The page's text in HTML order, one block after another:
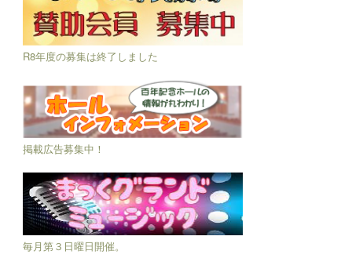
R8年度の募集は終了しました
掲載広告募集中！
毎月第３日曜日開催。